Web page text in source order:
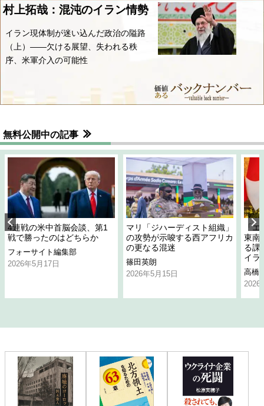
村上拓哉：混沌のイラン情勢
イラン現体制が迷い込んだ政治の隘路
（上）――欠ける展望、失われる秩
序、米軍介入の可能性
無料公開中の記事
4連戦の米中首脳会談、第1
戦で勝ったのはどちらか
フォーサイト編集部
2026年5月17日
マリ「ジハーディスト組織」
の攻勢が示唆する西アフリカ
の更なる混迷
篠田英朗
2026年5月15日
「
東南
る課
イラ
高橋
2026